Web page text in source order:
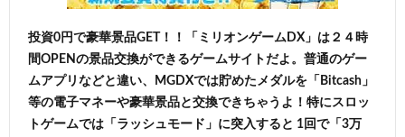
投資0円で豪華景品GET！！「ミリオンゲームDX」は２４時
間OPENの景品交換ができるゲームサイトだよ。普通のゲー
ムアプリなどと違い、MGDXでは貯めたメダルを「Bitcash」
等の電子マネーや豪華景品と交換できちゃうよ！特にスロッ
トゲームでは「ラッシュモード」に突入すると 1回で「3万